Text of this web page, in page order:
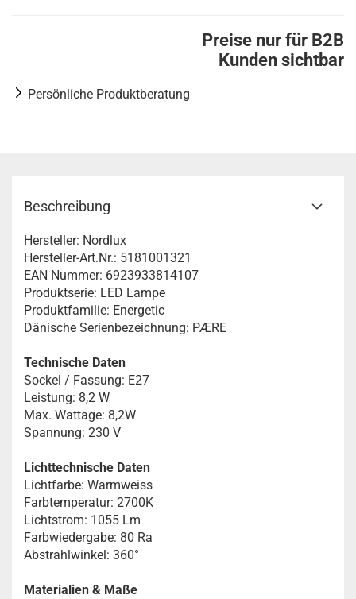
Preise nur für B2B
Kunden sichtbar
Persönliche Produktberatung
Beschreibung
Hersteller: Nordlux
Hersteller-Art.Nr.: 5181001321
EAN Nummer: 6923933814107
Produktserie: LED Lampe
Produktfamilie: Energetic
Dänische Serienbezeichnung: PÆRE
Technische Daten
Sockel / Fassung: E27
Leistung: 8,2 W
Max. Wattage: 8,2W
Spannung: 230 V
Lichttechnische Daten
Lichtfarbe: Warmweiss
Farbtemperatur: 2700K
Lichtstrom: 1055 Lm
Farbwiedergabe: 80 Ra
Abstrahlwinkel: 360°
Materialien & Maße